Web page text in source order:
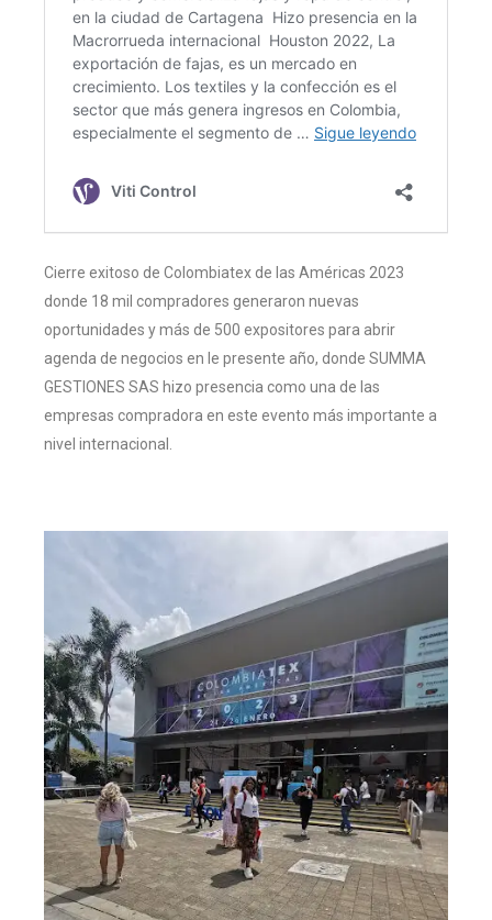
Cierre exitoso de Colombiatex de las Américas 2023
donde 18 mil compradores generaron nuevas
oportunidades y más de 500 expositores para abrir
agenda de negocios en le presente año, donde SUMMA
GESTIONES SAS hizo presencia como una de las
empresas compradora en este evento más importante a
nivel internacional.